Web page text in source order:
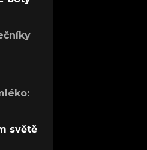
světě